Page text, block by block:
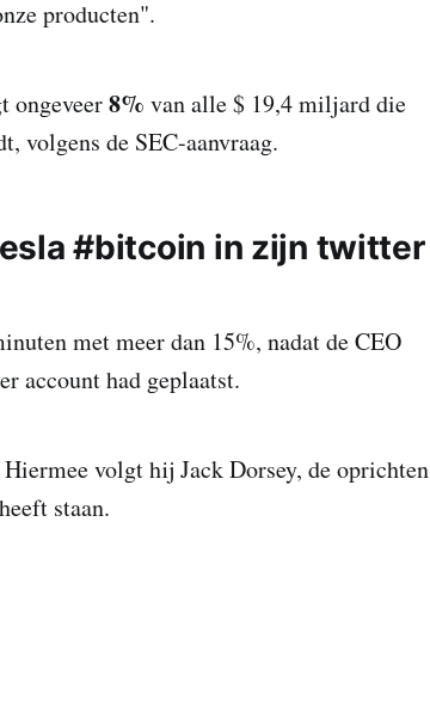
producten".
ongeveer8% van alle $ 19,4 miljard die
volgens de SEC-aanvraag.
#bitcoin in zijn twitter
met meer dan 15%, nadat de CEO
account had geplaatst.
volgt hij Jack Dorsey, de oprichten
staan.